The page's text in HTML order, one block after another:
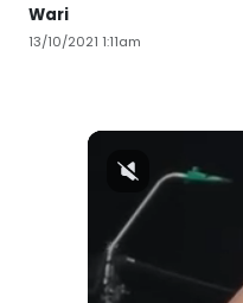
Wari
13/10/2021 1:11am